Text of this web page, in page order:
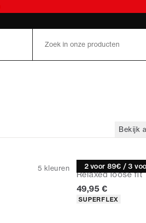
Wat
Bekijk
5 kleuren 2 voor 89€ / 3
Chino korte
Relaxed loose fit
Huidige prijs
49,95 €
SUPERFLEX